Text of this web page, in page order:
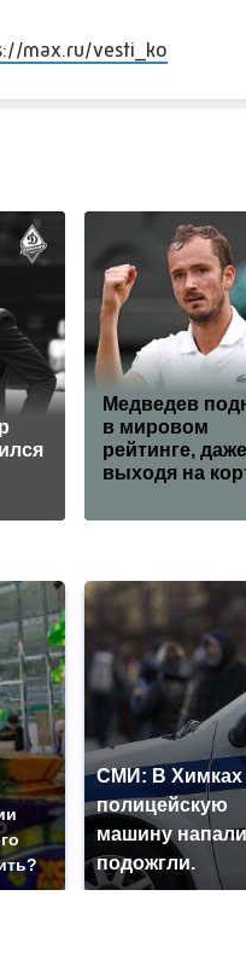
max.ru/vesti_ko
Медведев
в мировом
рейтинге,
выходя на
СМИ: В Химках
полицейскую
машину
подожгли.